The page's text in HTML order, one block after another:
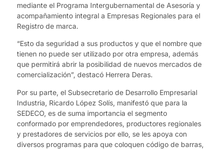
mediante el Programa Intergubernamental de Asesoría y
acompañamiento integral a Empresas Regionales para el
Registro de marca.
“Esto da seguridad a sus productos y que el nombre que
tienen no puede ser utilizado por otra empresa, además
que permitirá abrir la posibilidad de nuevos mercados de
comercialización”, destacó Herrera Deras.
Por su parte, el Subsecretario de Desarrollo Empresarial
Industria, Ricardo López Solís, manifestó que para la
SEDECO, es de suma importancia el segmento
conformado por emprendedores, productores regionales
y prestadores de servicios por ello, se les apoya con
diversos programas para que coloquen código de barras,